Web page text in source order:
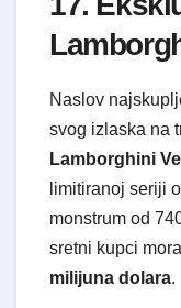
Naslov
svog izlaska na
Lamborghini
limitiranoj seriji
monstrum od
sretni kupci
milijuna dolara.